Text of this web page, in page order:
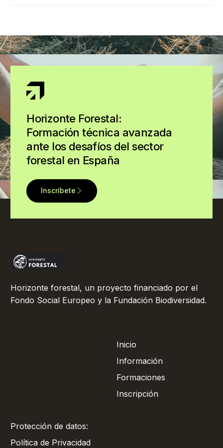
Horizonte Forestal:
Formación técnica avanzada
ante los desafíos del sector
forestal en España
Inscríbete
Horizonte forestal, un proyecto financiado por el
Fondo Social Europeo y la Fundación Biodiversidad.
Inicio
Información
Formaciones
Inscripción
Protección de datos:
Política de Privacidad